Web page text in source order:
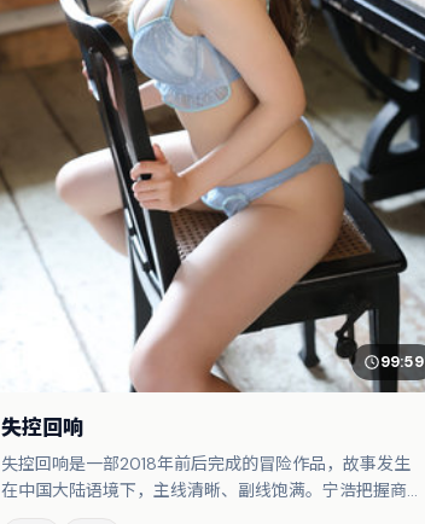
99:59
失控回响
失控回响是一部2018年前后完成的冒险作品，故事发生
在中国大陆语境下，主线清晰、副线饱满。宁浩把握商业